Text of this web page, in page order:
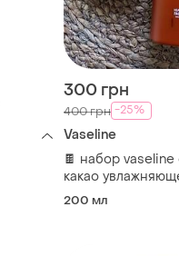
300 грн
400 грн -25%
Vaseline
🍫 набор
какао
для тела +
200 мл